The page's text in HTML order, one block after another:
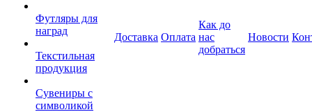
Футляры для
наград
Текстильная
продукция
Сувениры с
символикой
Доставка Оплата
Как до
нас
добраться
Новости